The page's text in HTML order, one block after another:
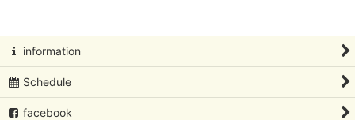
information
Schedule
facebook